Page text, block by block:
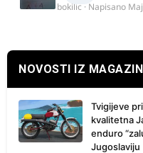
bokilic · Napisano
NOVOSTI IZ
Tvigijeve
kvalitetna
enduro
Jugoslaviju